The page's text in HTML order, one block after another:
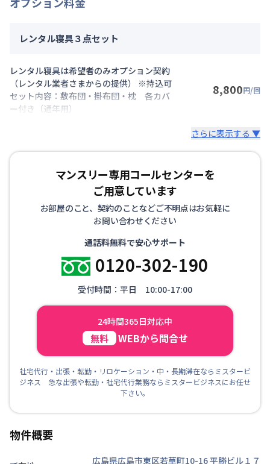
レンタル寝具３点セット
レンタル寝具は希望者のみオプション契約
（レンタル業者さまからの提供） ※持込可
セット内容：敷布団・掛布団・枕 各カバ
ー付き（通年用）
8,800円/回
さらに表示する ▼
マンスリー専用コールセンターを
ご用意しています
お部屋のこと、契約のことなどご不明点はお気軽に
お問い合わせください
通話料無料で安心サポート
0120-302-190
受付時間：平日 10:00-17:00
24時間365日対応中
無料 WEBから問合せ
社宅代行・出張・転勤・リロケーション・中・長期滞在ならミスタービ
ジネス 急な出張や転勤・社宅代行業務ならミスタービジネスにお任せ
下さい。
物件概要
広島県広島市東区若草町10-16 平勝ビル１７